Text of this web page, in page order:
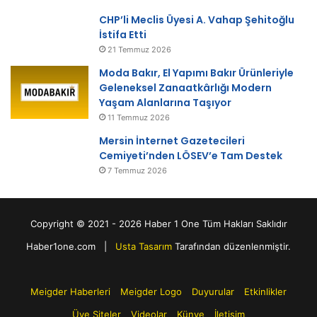
CHP’li Meclis Üyesi A. Vahap Şehitoğlu
İstifa Etti
21 Temmuz 2026
Moda Bakır, El Yapımı Bakır Ürünleriyle
Geleneksel Zanaatkârlığı Modern
Yaşam Alanlarına Taşıyor
11 Temmuz 2026
Mersin İnternet Gazetecileri
Cemiyeti’nden LÖSEV’e Tam Destek
7 Temmuz 2026
Copyright © 2021 - 2026 Haber 1 One Tüm Hakları Saklıdır
Haber1one.com | Usta Tasarım Tarafından düzenlenmiştir.
Meigder Haberleri Meigder Logo Duyurular
Etkinlikler
Üye Siteler
Videolar Künye İletişim